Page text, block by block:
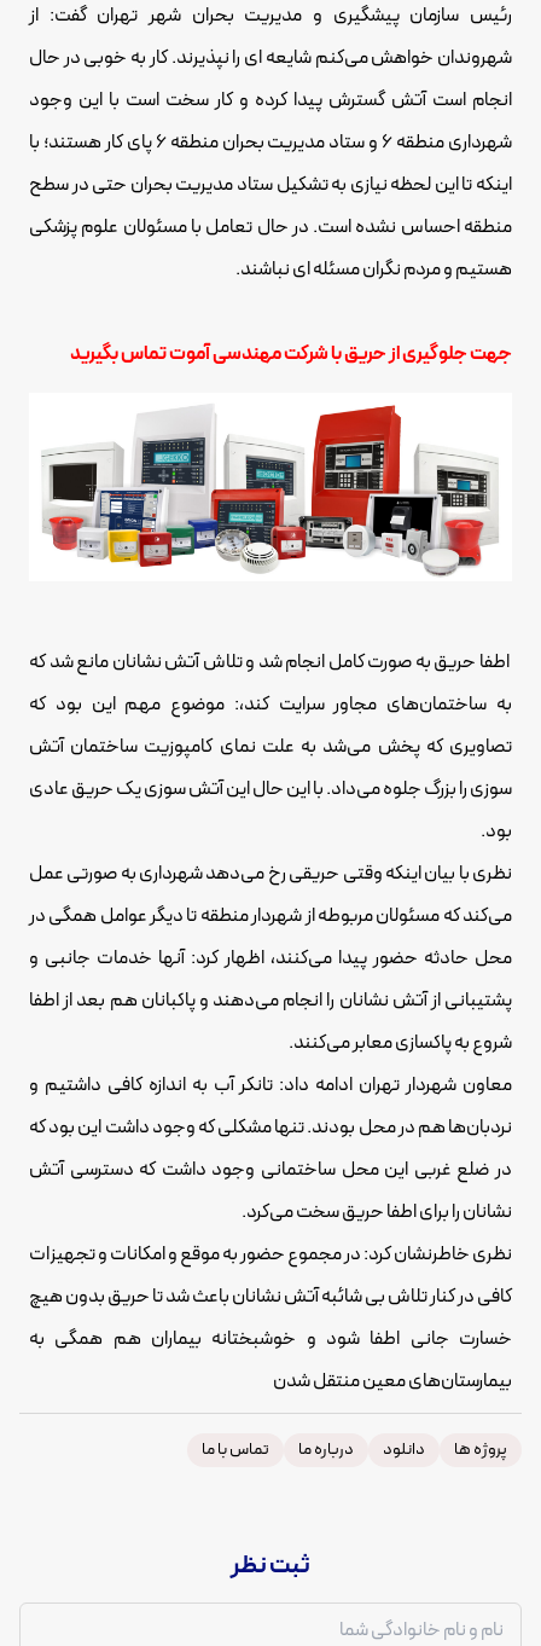
رئیس سازمان پیشگیری و مدیریت بحران شهر تهران گفت: از
شهروندان خواهش می‌کنم شایعه ای را نپذیرند. کار به خوبی در حال
انجام است آتش گسترش پیدا کرده و کار سخت است با این‌ وجود
شهرداری منطقه ۶ و ستاد مدیریت بحران منطقه ۶ پای کار هستند؛ با
اینکه تا این لحظه نیازی به تشکیل ستاد مدیریت بحران حتی در سطح
منطقه احساس نشده است. در حال تعامل با مسئولان علوم پزشکی
هستیم و مردم نگران مسئله ای نباشند.
جهت جلوگیری از حریق با شرکت مهندسی آموت تماس بگیرید
اطفا حریق به صورت کامل انجام شد و تلاش آتش نشانان مانع شد که
به ساختمان‌های مجاور سرایت کند،: موضوع مهم این بود که
تصاویری که پخش می‌شد به علت نمای کامپوزیت ساختمان آتش
سوزی را بزرگ جلوه می‌داد. با این حال این آتش سوزی یک حریق عادی
بود.
نظری با بیان اینکه وقتی حریقی رخ می‌دهد شهرداری به صورتی عمل
می‌کند که مسئولان مربوطه از شهردار منطقه تا دیگر عوامل همگی در
محل حادثه حضور پیدا می‌کنند، اظهار کرد: آنها خدمات جانبی و
پشتیبانی از آتش نشانان را انجام می‌دهند و پاکبانان هم بعد از اطفا
شروع به پاکسازی معابر می‌کنند.
معاون شهردار تهران ادامه داد: تانکر آب به اندازه کافی داشتیم و
نردبان‌ها هم در محل بودند. تنها مشکلی که وجود داشت این بود که
در ضلع غربی این محل ساختمانی وجود داشت که دسترسی آتش
نشانان را برای اطفا حریق سخت می‌کرد.
نظری خاطرنشان کرد: در مجموع حضور به موقع و امکانات و تجهیزات
کافی در کنار تلاش بی شائبه آتش نشانان باعث شد تا حریق بدون هیچ
خسارت جانی اطفا شود و خوشبختانه بیماران هم همگی به
بیمارستان‌های معین منتقل شدن
پروژه ها دانلود درباره ما تماس با ما
ثبت نظر